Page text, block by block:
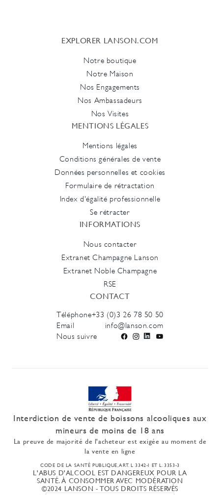
EXPLORER LANSON.COM
Notre boutique
Notre Maison
Nos Engagements
Nos Ambassadeurs
Nos Visites
MENTIONS LÉGALES
Mentions légales
Conditions générales de vente
Données personnelles et cookies
Formulaire de rétractation
Index d'égalité professionnelle
Se rétracter
INFORMATIONS
Nous contacter
Extranet Champagne Lanson
Extranet Noble Champagne
RSE
CONTACT
Téléphone+33 (0)3 26 78 50 50
Email
info@lanson.com
Nous suivre
FacebookInstagramLinkedInYouTube
Interdiction de vente de boissons alcooliques aux
mineurs de moins de 18 ans
La preuve de majorité de l'acheteur est exigée au moment de
la vente en ligne
CODE DE LA SANTÉ PUBLIQUE, ART. L 3342-I ET L. 3353-3
L'ABUS D'ALCOOL EST DANGEREUX POUR LA
SANTÉ. À CONSOMMER AVEC MODÉRATION
©2024 LANSON - TOUS DROITS RÉSERVÉS